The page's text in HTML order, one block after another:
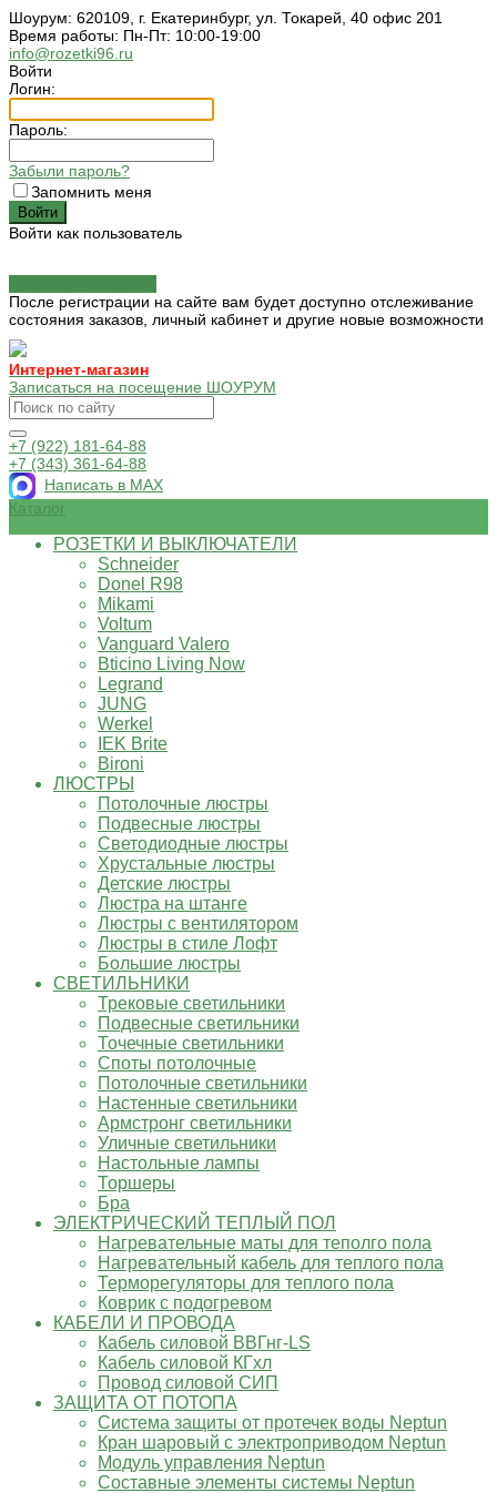
Шоурум: 620109, г. Екатеринбург, ул. Токарей, 40 офис 201
Время работы: Пн-Пт: 10:00-19:00
info@rozetki96.ru
Войти
Логин:
Пароль:
Забыли пароль?
Запомнить меня
Войти как пользователь
После регистрации на сайте вам будет доступно отслеживание
состояния заказов, личный кабинет и другие новые возможности
Интернет-магазин
Записаться на посещение ШОУРУМ
+7 (922) 181-64-88
+7 (343) 361-64-88
Написать в MAX
Каталог
РОЗЕТКИ И ВЫКЛЮЧАТЕЛИ
Schneider
Donel R98
Mikami
Voltum
Vanguard Valero
Bticino Living Now
Legrand
JUNG
Werkel
IEK Brite
Bironi
ЛЮСТРЫ
Потолочные люстры
Подвесные люстры
Светодиодные люстры
Хрустальные люстры
Детские люстры
Люстра на штанге
Люстры с вентилятором
Люстры в стиле Лофт
Большие люстры
СВЕТИЛЬНИКИ
Трековые светильники
Подвесные светильники
Точечные светильники
Споты потолочные
Потолочные светильники
Настенные светильники
Армстронг светильники
Уличные светильники
Настольные лампы
Торшеры
Бра
ЭЛЕКТРИЧЕСКИЙ ТЕПЛЫЙ ПОЛ
Нагревательные маты для теполго пола
Нагревательный кабель для теплого пола
Терморегуляторы для теплого пола
Коврик с подогревом
КАБЕЛИ И ПРОВОДА
Кабель силовой ВВГнг-LS
Кабель силовой КГхл
Провод силовой СИП
ЗАЩИТА ОТ ПОТОПА
Система защиты от протечек воды Neptun
Кран шаровый с электроприводом Neptun
Модуль управления Neptun
Составные элементы системы Neptun